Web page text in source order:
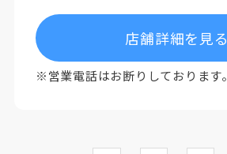
店舗詳細を見る
※営業電話はお断りしております。